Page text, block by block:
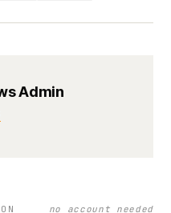
Admin
no account needed